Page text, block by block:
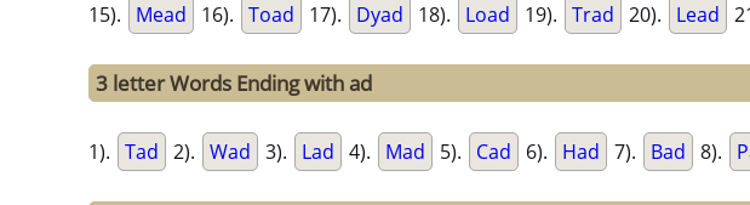
15). Mead 16). Toad 17). Dyad 18). Load 19). Trad 20). Lead
3 letter Words Ending with ad
1). Tad 2). Wad 3). Lad 4). Mad 5). Cad 6). Had 7). Bad 8).